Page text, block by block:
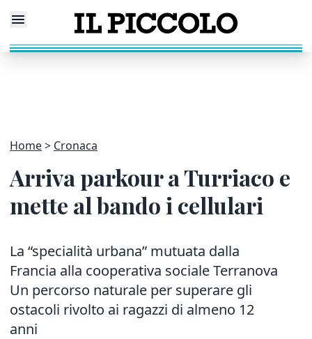
Home Cronaca
Arriva parkour a Turriaco e
mette al bando i cellulari
La “specialità urbana” mutuata dalla
Francia alla cooperativa sociale Terranova
Un percorso naturale per superare gli
ostacoli rivolto ai ragazzi di almeno 12
anni